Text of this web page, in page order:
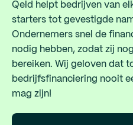
Qeld helpt bedrijven van
starters tot gevestigde
Ondernemers snel de
nodig hebben, zodat zij
bereiken. Wij geloven dat
bedrijfsfinanciering nooit
mag zijn!